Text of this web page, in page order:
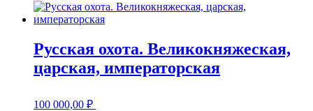
Русская охота. Великокняжеская,
царская, императорская
100 000,00 ₽